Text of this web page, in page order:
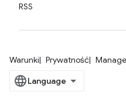
RSS
Warunki Prywatność